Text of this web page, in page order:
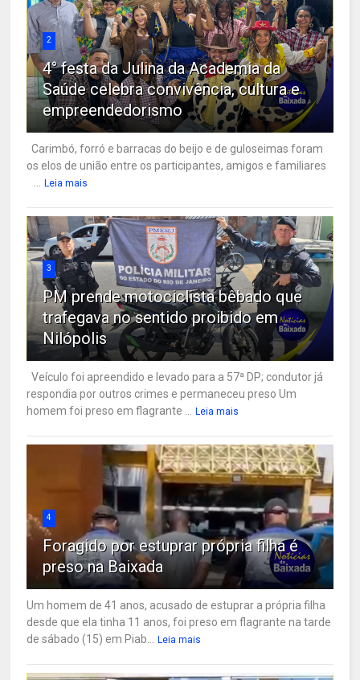
2
4° festa da Julina da Academia da
Saúde celebra convivência, cultura e
empreendedorismo
Carimbó, forró e barracas do beijo e de guloseimas foram
os elos de união entre os participantes, amigos e familiares
... Leia mais
3
PM prende motociclista bêbado que
trafegava no sentido proibido em
Nilópolis
Veículo foi apreendido e levado para a 57ª DP; condutor já
respondia por outros crimes e permaneceu preso Um
homem foi preso em flagrante ... Leia mais
4
Foragido por estuprar própria filha é
preso na Baixada
Um homem de 41 anos, acusado de estuprar a própria filha
desde que ela tinha 11 anos, foi preso em flagrante na tarde
de sábado (15) em Piab... Leia mais